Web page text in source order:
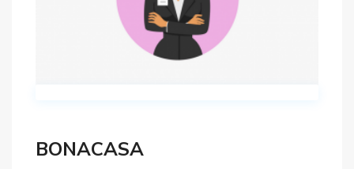
BONACASA